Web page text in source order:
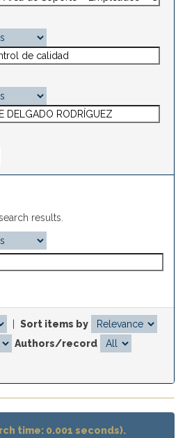
results.
Sort items by
Authors/record
time: 0.001 seconds).